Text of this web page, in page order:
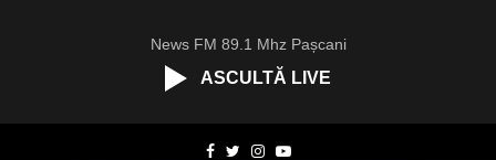
News FM 89.1 Mhz Pașcani
ASCULTĂ LIVE
Facebook
TwitterInstagram
Youtube